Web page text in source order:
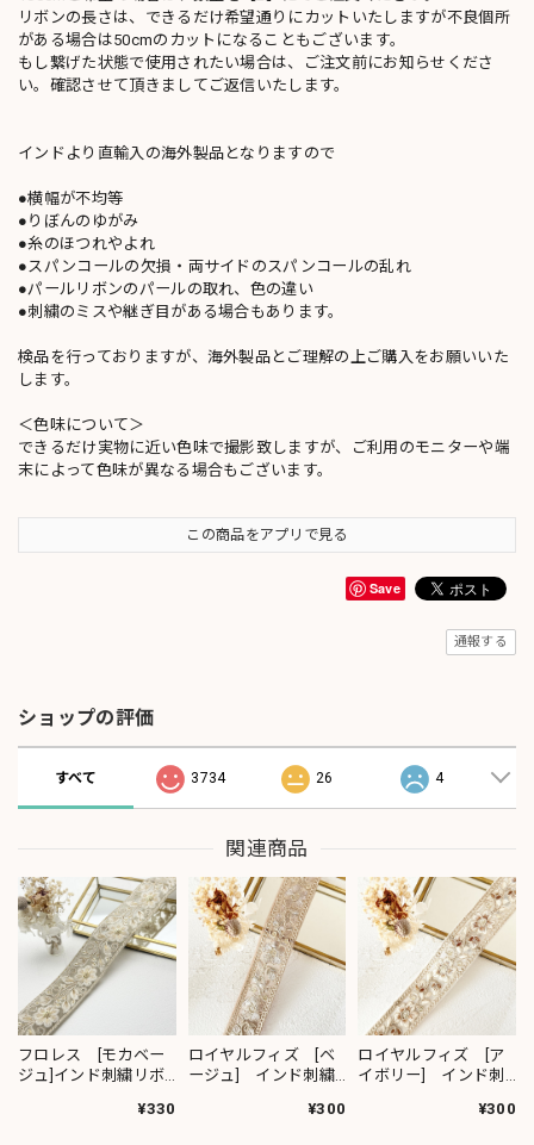
リボンの長さは、できるだけ希望通りにカットいたしますが不良個所
がある場合は50cmのカットになることもございます。
もし繋げた状態で使用されたい場合は、ご注文前にお知らせくださ
い。確認させて頂きましてご返信いたします。
インドより直輸入の海外製品となりますので
●横幅が不均等
●りぼんのゆがみ
●糸のほつれやよれ
●スパンコールの欠損・両サイドのスパンコールの乱れ
●パールリボンのパールの取れ、色の違い
●刺繍のミスや継ぎ目がある場合もあります。
検品を行っておりますが、海外製品とご理解の上ご購入をお願いいた
します。
＜色味について＞
できるだけ実物に近い色味で撮影致しますが、ご利用のモニターや端
末によって色味が異なる場合もございます。
この商品をアプリで見る
Save
通報する
ショップの評価
すべて 3734 26 4
関連商品
フロレス [モカベー
ジュ]インド刺繍リボ
¥330
ロイヤルフィズ [ベ
ージュ] インド刺繍
¥300
ロイヤルフィズ [ア
イボリー] インド刺
¥300